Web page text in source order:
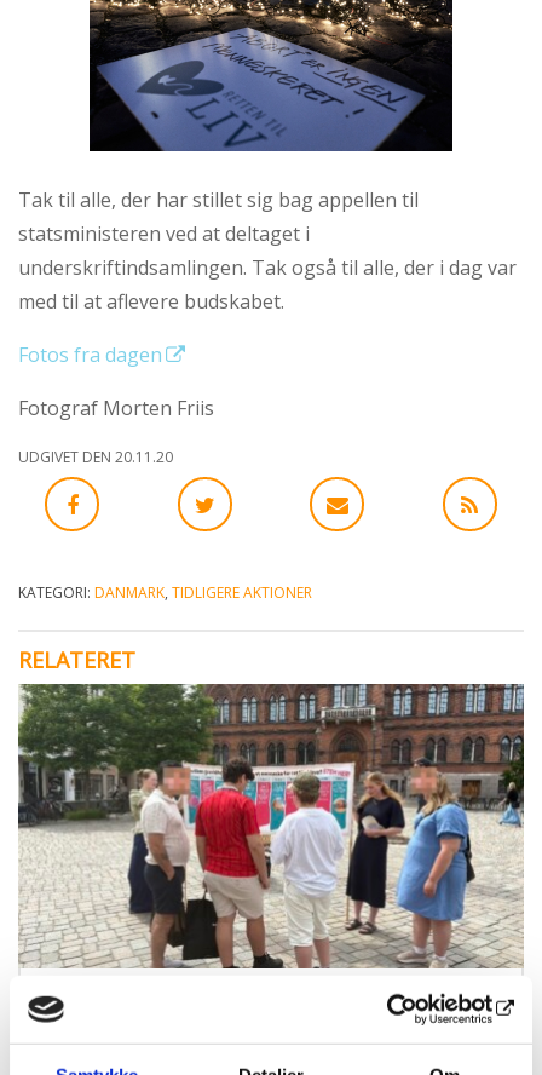
Tak til alle, der har stillet sig bag appellen til
statsministeren ved at deltaget i
underskriftindsamlingen. Tak også til alle, der i dag var
med til at aflevere budskabet.
Fotos fra dagen
Fotograf Morten Friis
UDGIVET DEN 20.11.20
KATEGORI: DANMARK, TIDLIGERE AKTIONER
RELATERET
AFKRISTINA KRISTENSEN, UNGDOMSSEKRETÆR
Flere, end man tror, er kritiske over for